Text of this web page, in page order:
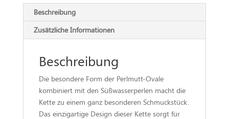
Beschreibung
Zusätzliche Informationen
Beschreibung
Die besondere Form der Perlmutt-Ovale
kombiniert mit den Süßwasserperlen macht die
Kette zu einem ganz besonderen Schmuckstück.
Das einzigartige Design dieser Kette sorgt für